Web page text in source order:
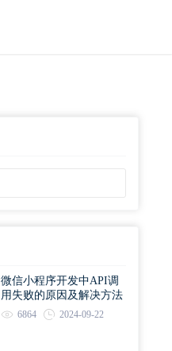
微信小程序开发中API调
用失败的原因及解决方法
6864 2024-09-22